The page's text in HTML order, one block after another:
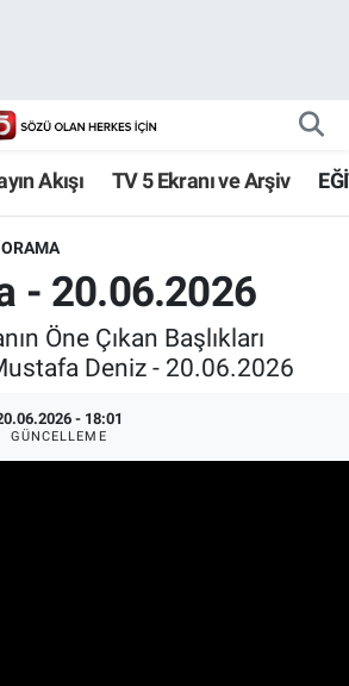
Akışı TV 5 Ekranı ve Arşiv
- 20.06.2026
Öne Çıkan Başlıkları
Deniz - 20.06.2026
- 18:01
GÜNCELLEME
Arşiv